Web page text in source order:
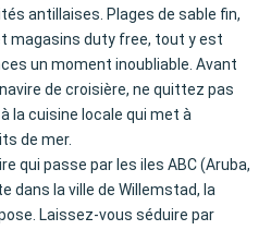
antillaises. Plages de sable fin,
magasins duty free, tout y est
un moment inoubliable. Avant
de croisière, ne quittez pas
la cuisine locale qui met à
de mer.
qui passe par les iles ABC (Aruba,
dans la ville de Willemstad, la
Laissez-vous séduire par